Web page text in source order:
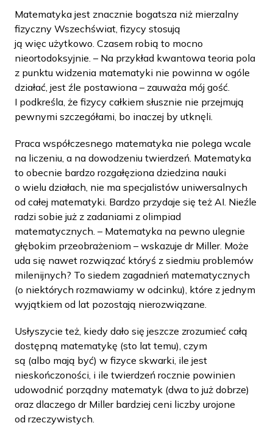
Matematyka jest znacznie bogatsza niż mierzalny
fizyczny Wszechświat, fizycy stosują
ją więc użytkowo. Czasem robią to mocno
nieortodoksyjnie. – Na przykład kwantowa teoria pola
z punktu widzenia matematyki nie powinna w ogóle
działać, jest źle postawiona – zauważa mój gość.
I podkreśla, że fizycy całkiem słusznie nie przejmują
pewnymi szczegółami, bo inaczej by utknęli.
Praca współczesnego matematyka nie polega wcale
na liczeniu, a na dowodzeniu twierdzeń. Matematyka
to obecnie bardzo rozgałęziona dziedzina nauki
o wielu działach, nie ma specjalistów uniwersalnych
od całej matematyki. Bardzo przydaje się też AI. Nieźle
radzi sobie już z zadaniami z olimpiad
matematycznych. – Matematyka na pewno ulegnie
głębokim przeobrażeniom – wskazuje dr Miller. Może
uda się nawet rozwiązać któryś z siedmiu problemów
milenijnych? To siedem zagadnień matematycznych
(o niektórych rozmawiamy w odcinku), które z jednym
wyjątkiem od lat pozostają nierozwiązane.
Usłyszycie też, kiedy dało się jeszcze zrozumieć całą
dostępną matematykę (sto lat temu), czym
są (albo mają być) w fizyce skwarki, ile jest
nieskończoności, i ile twierdzeń rocznie powinien
udowodnić porządny matematyk (dwa to już dobrze)
oraz dlaczego dr Miller bardziej ceni liczby urojone
od rzeczywistych.